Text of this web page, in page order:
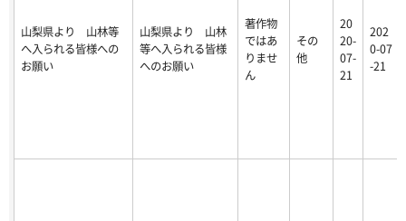
山梨県より 山林等
へ入られる皆様への
お願い
山梨県より 山林
等へ入られる皆様
へのお願い
著作物
ではあ
りませ
ん
その
他
20
20-
07-
21
202
0-07
-21